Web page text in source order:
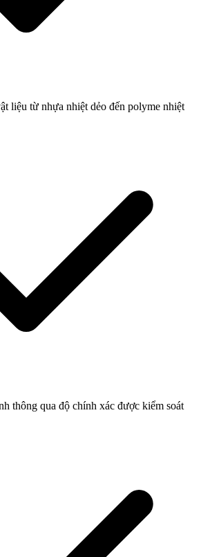
liệu từ nhựa nhiệt dẻo đến polyme nhiệt
thông qua độ chính xác được kiểm soát